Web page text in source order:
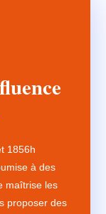
1856h
à des
maîtrise les
proposer des